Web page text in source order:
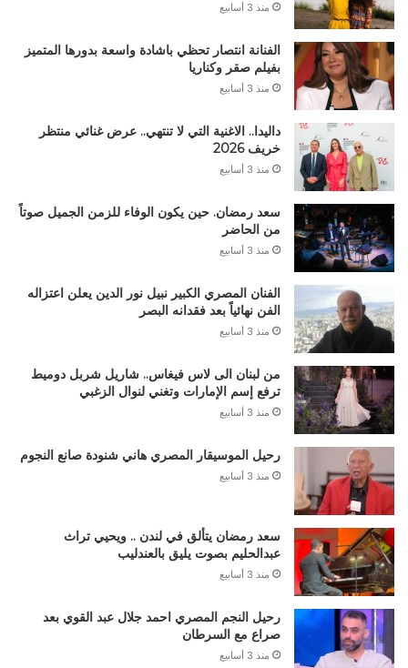
منذ 3 أسابيع
الفنانة انتصار تحظي باشادة واسعة بدورها المتميز
بفيلم صقر وكناريا
منذ 3 أسابيع
داليدا.. الاغنية التي لا تنتهي.. عرض غنائي منتظر
خريف 2026
منذ 3 أسابيع
سعد رمضان. حين يكون الوفاء للزمن الجميل صوتاً
من الحاضر
منذ 3 أسابيع
الفنان المصري الكبير نبيل نور الدين يعلن اعتزاله
الفن نهائياً بعد فقدانه البصر
منذ 3 أسابيع
من لبنان الى لاس فيغاس.. شاريل شربل دوميط
ترفع إسم الإمارات وتغني لنوال الزغبي
منذ 3 أسابيع
رحيل الموسيقار المصري هاني شنودة صانع النجوم
منذ 3 أسابيع
سعد رمضان يتألق في لندن .. ويحيي تراث
عبدالحليم بصوت يليق بالعندليب
منذ 3 أسابيع
رحيل النجم المصري احمد جلال عبد القوي بعد
صراع مع السرطان
منذ 3 أسابيع